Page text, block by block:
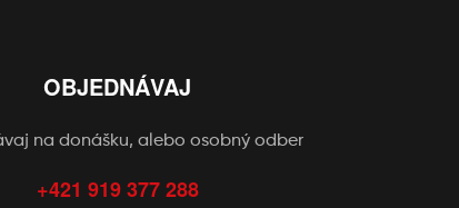
OBJEDNÁVAJ
na donášku, alebo osobný odber
+421 919 377 288